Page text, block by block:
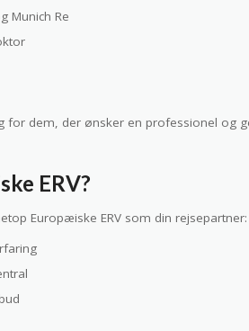
Munich Re
for dem, der ønsker en professionel og
ERV?
Europæiske ERV som din rejsepartner: